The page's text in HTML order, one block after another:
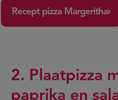
Recept pizza Margeritha
2. Plaatpizza
paprika en